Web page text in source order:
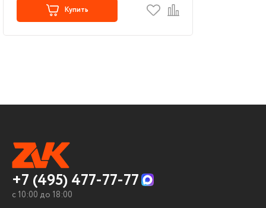
Купить
+7 (495) 477-77-77
c 10:00 до 18:00